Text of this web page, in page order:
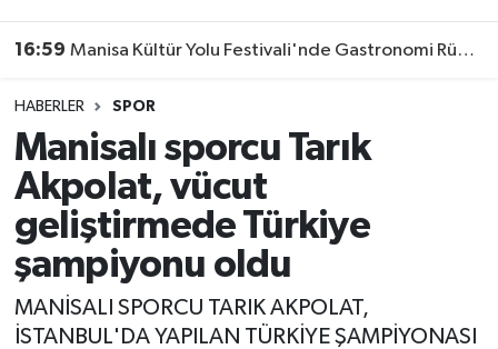
16:59 Manisa Kültür Yolu Festivali'nde Gastronomi Rüzgarı: Lezzetin Yıldızı "Manisa Kebabı" Oldu!
HABERLER SPOR
Manisalı sporcu Tarık
Akpolat, vücut
geliştirmede Türkiye
şampiyonu oldu
MANİSALI SPORCU TARIK AKPOLAT,
İSTANBUL'DA YAPILAN TÜRKİYE ŞAMPİYONASI
SPOR
YAŞAM
RESMİ REKLAM
Son Dakika Haberleri
Haber Arşivi